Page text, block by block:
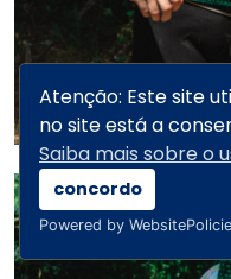
Atenção: Este site
no site está a
Saiba mais sobre o
concordo
Powered by